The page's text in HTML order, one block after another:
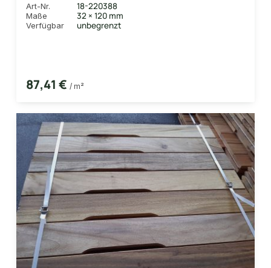
Art-Nr. 18-220388
Maße 32 × 120 mm
Verfügbar unbegrenzt
87,41 € / m²